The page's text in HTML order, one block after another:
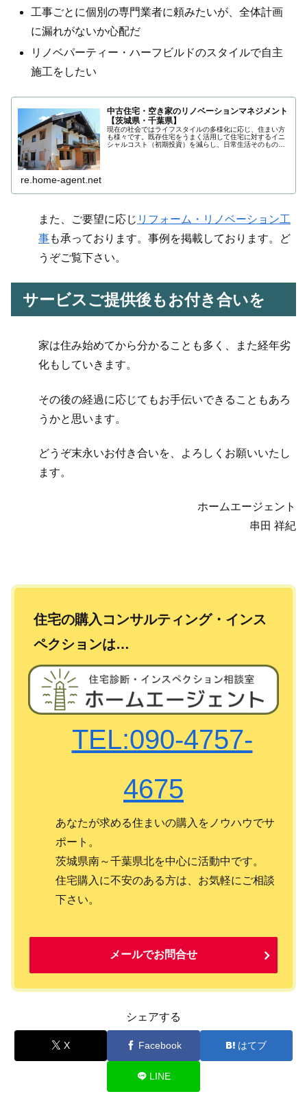
工事ごとに個別の専門業者に頼みたいが、全体計画
に漏れがないか心配だ
リノベパーティー・ハーフビルドのスタイルで自主
施工をしたい
中古住宅・空き家のリノベーションマネジメント
【茨城県・千葉県】
現在の社会ではライフスタイルの多様化に応じ、住まい方
も様々です。既存住宅をうまく活用して住宅に対するイニ
シャルコスト（初期投資）を減らし、日常生活そのものに
re.home-agent.net
また、ご要望に応じ リフォーム・リノベーション工
事も承っております。事例を掲載しております。ど
うぞご覧下さい。
サービスご提供後もお付き合いを
家は住み始めてから分かることも多く、また経年劣
化もしていきます。
その後の経過に応じてもお手伝いできることもあろ
うかと思います。
どうぞ末永いお付き合いを、よろしくお願いいたし
ます。
ホームエージェント
串田 祥紀
住宅の購入コンサルティング・インス
ペクションは…
TEL:090-4757-
4675
あなたが求める住まいの購入をノウハウでサ
ポート。
茨城県南～千葉県北を中心に活動中です。
住宅購入に不安のある方は、お気軽にご相談
下さい。
メールでお問合せ
シェアする
X Facebook はてブ
LINE